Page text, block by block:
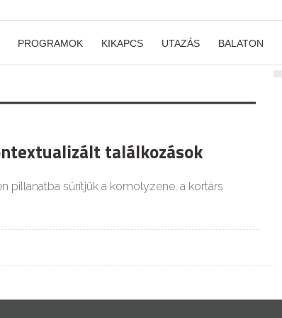
PROGRAMOK KIKAPCS UTAZÁS BALATON
találkozások
pillanatba sűrítjük a komolyzene, a kortárs